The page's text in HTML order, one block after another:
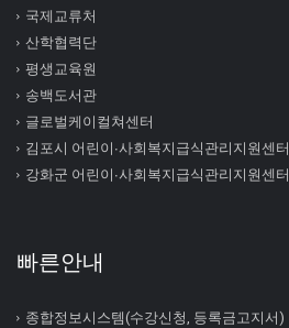
국제교류처
산학협력단
평생교육원
송백도서관
글로벌케이컬쳐센터
김포시 어린이∙사회복지급식관리지원센터
강화군 어린이∙사회복지급식관리지원센터
빠른안내
종합정보시스템(수강신청, 등록금고지서)